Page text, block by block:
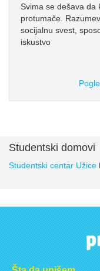
Svima se dešava da
protumače.
socijalnu svest,
iskustvo
Studentski domovi
Studentski centar Užice